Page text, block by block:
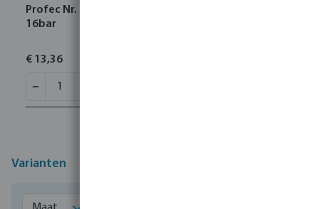
Profec Nr. 280 Nippel RVS 316 1 1/4" buitendraad
16bar
€ 13,36
Varianten